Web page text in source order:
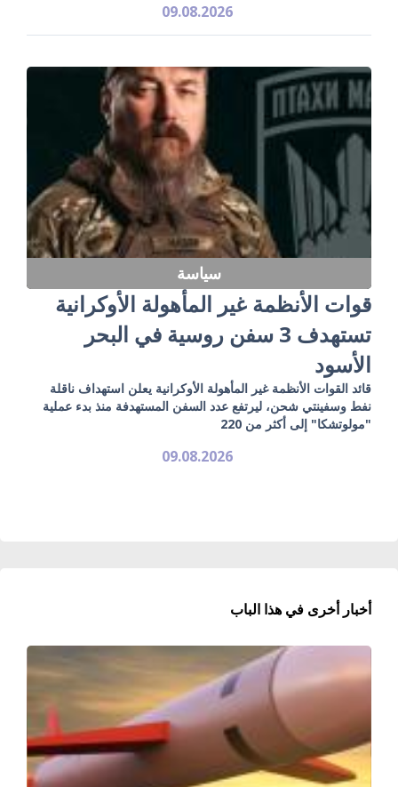
09.08.2026
سياسة
قوات الأنظمة غير المأهولة الأوكرانية
تستهدف 3 سفن روسية في البحر
الأسود
قائد القوات الأنظمة غير المأهولة الأوكرانية يعلن استهداف ناقلة
نفط وسفينتي شحن، ليرتفع عدد السفن المستهدفة منذ بدء عملية
"مولوتشكا" إلى أكثر من 220
09.08.2026
أخبار أخرى في هذا الباب